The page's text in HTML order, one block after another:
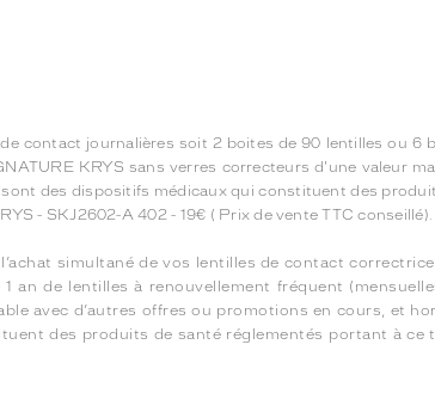
contact journalières soit 2 boites de 90 lentilles ou
KRYS sans verres correcteurs d'une valeur
des dispositifs médicaux qui constituent des
- SKJ2602-A 402 - 19€ ( Prix de vente TTC
simultané de vos lentilles de contact
an de lentilles à renouvellement fréquent
avec d’autres offres ou promotions en cours, et
des produits de santé réglementés portant à ce